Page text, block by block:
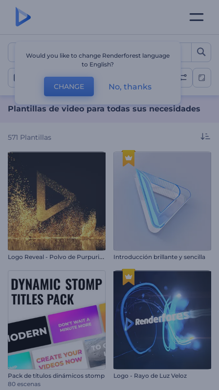
Plantillas de video para
Todas las plantillas
Plantillas de video para todas sus necesidades
571 Plantillas
L
ogo Reveal - Polvo de Purpurina Introducción brillante y sencilla
Pack de títulos dinámicos stomp
80 escenas
Logo - Rayo de Luz Veloz
Would you like to change Renderforest language
to English?
CHANGE No, thanks